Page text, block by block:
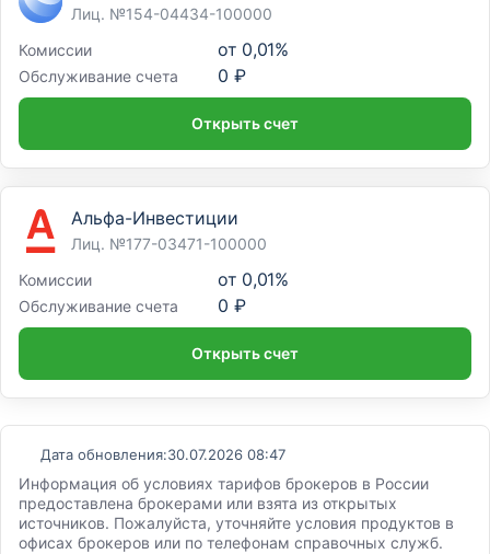
Лиц. №154-04434-100000
Комиссии
от 0,01%
Обслуживание счета 0 ₽
Открыть счет
Альфа-Инвестиции
Лиц. №177-03471-100000
Комиссии
от 0,01%
Обслуживание счета 0 ₽
Открыть счет
Дата обновления:30.07.2026 08:47
Информация об условиях тарифов брокеров в России
предоставлена брокерами или взята из открытых
источников. Пожалуйста, уточняйте условия продуктов в
офисах брокеров или по телефонам справочных служб.